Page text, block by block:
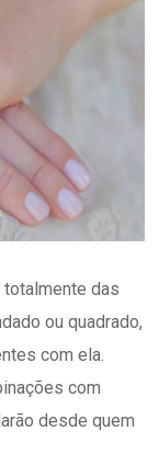
totalmente das
ou quadrado,
com ela.
com
desde quem